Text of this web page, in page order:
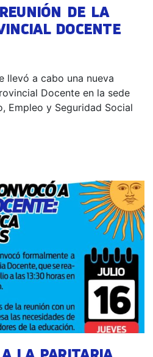
DE LA
DOCENTE
llevó a cabo una nueva
Docente en la sede
Empleo y Seguridad Social